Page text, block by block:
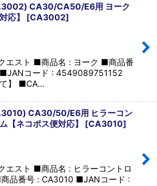
CA30/CA50/E6用 ヨーク
応】 [CA3002]
エスト ■商品名 : ヨーク ■商品番
コード : 4549089751152
て】 ■CA…
CA30/50/E6用 ヒラーコン
【ネコポス便対応】 [CA3010]
エスト ■商品名 : ヒラーコントロ
品番号 : CA3010 ■JANコード :